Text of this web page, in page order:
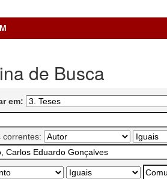
de Busca
em:
correntes: